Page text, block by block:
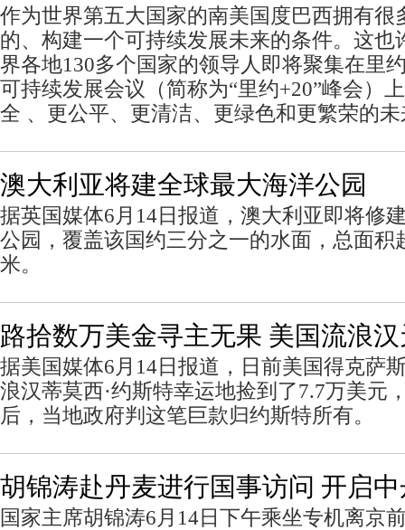
作为世界第五大国家的南美国度巴西拥有很
的、构建一个可持续发展未来的条件。这也
界各地130多个国家的领导人即将聚集在里
可持续发展会议（简称为“里约+20”峰会）
全 、更公平、更清洁、更绿色和更繁荣的
澳大利亚将建全球最大海洋公园
据英国媒体6月14日报道，澳大利亚即将修
公园，覆盖该国约三分之一的水面，总面积
米。
路拾数万美金寻主无果 美国流浪
据美国媒体6月14日报道，日前美国得克萨
浪汉蒂莫西·约斯特幸运地捡到了7.7万美元
后，当地政府判这笔巨款归约斯特所有。
胡锦涛赴丹麦进行国事访问 开启
国家主席胡锦涛6月14日下午乘坐专机离京